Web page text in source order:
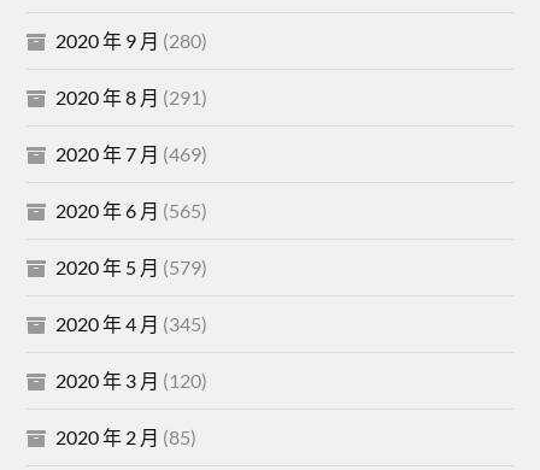
2020 年 9 月 (280)
2020 年 8 月 (291)
2020 年 7 月 (469)
2020 年 6 月 (565)
2020 年 5 月 (579)
2020 年 4 月 (345)
2020 年 3 月 (120)
2020 年 2 月 (85)